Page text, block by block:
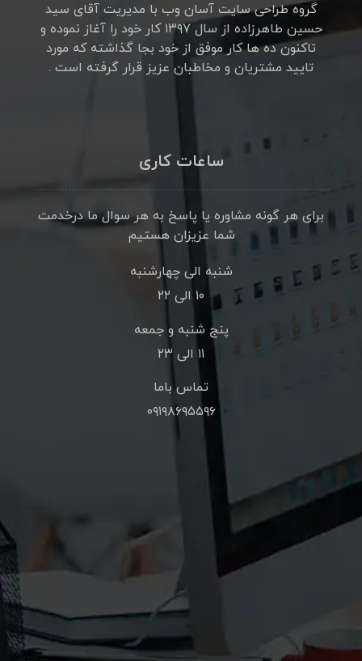
گروه طراحی سایت آسان وب با مدیریت آقای سید
حسین طاهرزاده از سال ۱۳۹۷ کار خود را آغاز نموده و
تاکنون ده ها کار موفق از خود بجا گذاشته که مورد
تایید مشتریان و مخاطبان عزیز قرار گرفته است .
ساعات کاری
برای هر گونه مشاوره یا پاسخ به هر سوال ما درخدمت
شما عزیزان هستیم
شنبه الی چهارشنبه
۱۰ الی ۲۲
پنج شنبه و جمعه
۱۱ الی ۲۳
تماس باما
۰۹۱۹۸۶۹۵۵۹۶